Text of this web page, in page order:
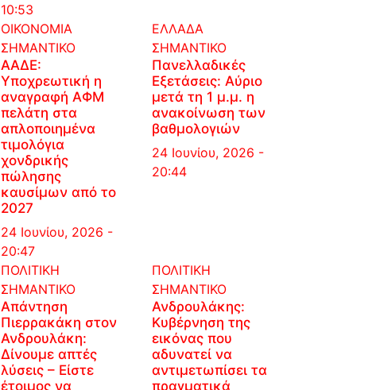
10:53
ΟΙΚΟΝΟΜΙΑ
ΣΗΜΑΝΤΙΚΟ
ΑΑΔΕ:
Υποχρεωτική η
αναγραφή ΑΦΜ
πελάτη στα
απλοποιημένα
τιμολόγια
χονδρικής
πώλησης
καυσίμων από το
2027
24 Ιουνίου, 2026 -
20:47
ΕΛΛΑΔΑ
ΣΗΜΑΝΤΙΚΟ
Πανελλαδικές
Εξετάσεις: Αύριο
μετά τη 1 μ.μ. η
ανακοίνωση των
βαθμολογιών
24 Ιουνίου, 2026 -
20:44
ΠΟΛΙΤΙΚΗ
ΣΗΜΑΝΤΙΚΟ
Απάντηση
Πιερρακάκη στον
Ανδρουλάκη:
Δίνουμε απτές
λύσεις – Είστε
έτοιμος να
ΠΟΛΙΤΙΚΗ
ΣΗΜΑΝΤΙΚΟ
Ανδρουλάκης:
Κυβέρνηση της
εικόνας που
αδυνατεί να
αντιμετωπίσει τα
πραγματικά